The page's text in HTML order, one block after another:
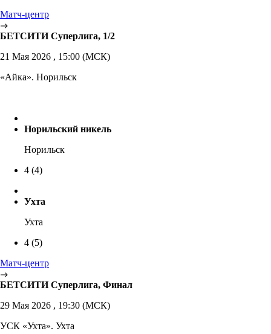
Матч-центр
БЕТСИТИ Суперлига, 1/2
21 Мая 2026 , 15:00 (МСК)
«Айка». Норильск
Норильский никель
Норильск
4 (4)
Ухта
Ухта
4 (5)
Матч-центр
БЕТСИТИ Суперлига, Финал
29 Мая 2026 , 19:30 (МСК)
УСК «Ухта». Ухта